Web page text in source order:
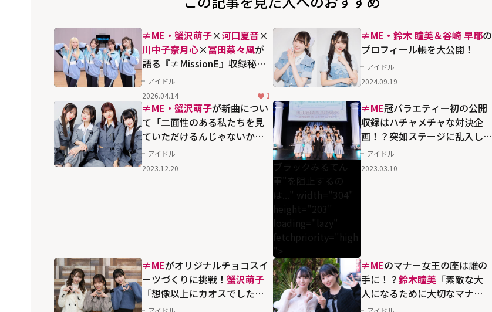
≠ME・蟹沢萌子×河口夏音×
川中子奈月心×冨田菜々風が
語る『≠MissionE』収録秘
話 台本なしの60分ミッショ
ンで露わになった素顔
アイドル
2026.04.14
1
≠ME・鈴木 瞳美＆谷崎 早耶の
プロフィール帳を大公開！
アイドル
2024.09.19
≠ME・蟹沢萌子が新曲につい
て「二面性のある私たちを見
ていただけるんじゃないか
な」
アイドル
2023.12.20
ブラックみるてん
軍"を阻止するの
は..." width="304"
height="203"
loading="lazy"
fetchpriority="high
">
≠ME冠バラエティー初の公開
収録はハチャメチャな対決企
画！？突如ステージに乱入し
た"ブラックみるてん
するのは...
アイドル
2023.03.10
≠MEがオリジナルチョコスイ
ーツづくりに挑戦！ 蟹沢萌子
「想像以上にカオスでした
(笑)」
≠MEのマナー女王の座は誰の
手に！？鈴木瞳美 「素敵な大
人になるために大切なマナ
ー...！みなさんも一緒に考えな